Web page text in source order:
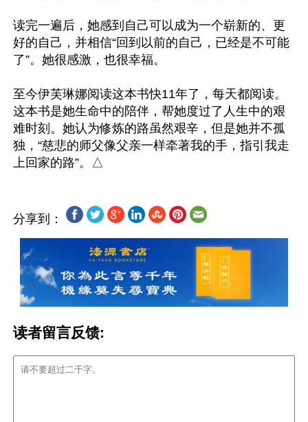
读完一遍后，她感到自己可以成为一个崭新的、更
好的自己，并相信“回到以前的自己，已经是不可能
了”。她很感激，也很幸福。
至今伊芙琳娜阅读这本书快11年了，每天都阅读。
这本书是她生命中的陪伴，帮她度过了人生中的艰
难时刻。她认为修炼的路虽然艰辛，但是她并不孤
独，“慈悲的师父像父亲一样牵著我的手，指引我走
分享到：
读者留言反馈: